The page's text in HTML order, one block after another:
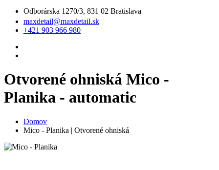
Odborárska 1270/3, 831 02 Bratislava
maxdetail@maxdetail.sk
+421 903 966 980
Otvorené ohniská Mico -
Planika - automatic
Domov
Mico - Planika | Otvorené ohniská